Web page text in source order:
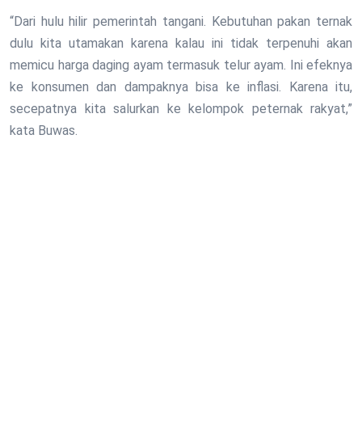
“Dari hulu hilir pemerintah tangani. Kebutuhan pakan ternak
dulu kita utamakan karena kalau ini tidak terpenuhi akan
memicu harga daging ayam termasuk telur ayam. Ini efeknya
ke konsumen dan dampaknya bisa ke inflasi. Karena itu,
secepatnya kita salurkan ke kelompok peternak rakyat,”
kata Buwas.